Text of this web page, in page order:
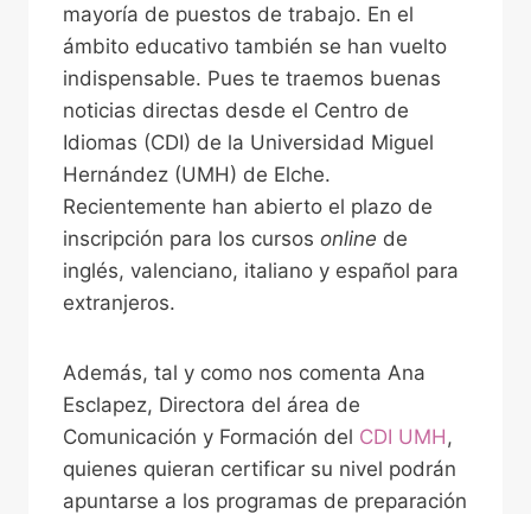
mayoría de puestos de trabajo. En el
ámbito educativo también se han vuelto
indispensable. Pues te traemos buenas
noticias directas desde el Centro de
Idiomas (CDI) de la Universidad Miguel
Hernández (UMH) de Elche.
Recientemente han abierto el plazo de
inscripción para los cursos online de
inglés, valenciano, italiano y español para
extranjeros.
Además, tal y como nos comenta Ana
Esclapez, Directora del área de
Comunicación y Formación del CDI UMH,
quienes quieran certificar su nivel podrán
apuntarse a los programas de preparación